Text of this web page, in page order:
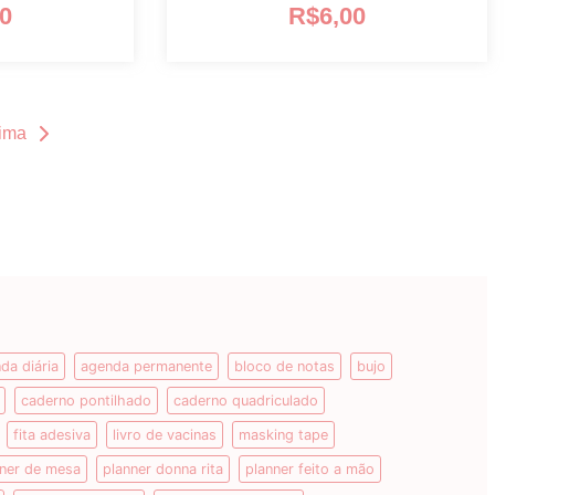
R$6,00
diária agenda permanente bloco de notas bujo
caderno pontilhado caderno quadriculado
fita adesiva livro de vacinas masking tape
de mesa planner donna rita planner feito a mão